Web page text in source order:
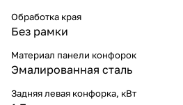
Обработка края
Без рамки
Материал панели конфорок
Эмалированная сталь
Задняя левая конфорка, кВт